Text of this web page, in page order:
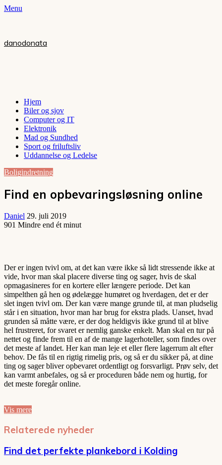
Menu
danodonata
Hjem
Biler og sjov
Computer og IT
Elektronik
Mad og Sundhed
Sport og friluftsliv
Uddannelse og Ledelse
Boligindretning
Find en opbevaringsløsning online
Daniel 29. juli 2019
901 Mindre end ét minut
Der er ingen tvivl om, at det kan være ikke så lidt stressende ikke at
vide, hvor man skal placere diverse ting og sager, hvis de skal
opmagasineres for en kortere eller længere periode. Det kan
simpelthen gå hen og ødelægge humøret og hverdagen, det er der
slet ingen tvivl om. Der kan være mange grunde til, at man pludselig
står i en situation, hvor man har brug for ekstra plads. Uanset, hvad
grunden så måtte være, er der dog heldigvis ikke grund til at blive
hel frustreret, for svaret er nemlig ganske enkelt. Man skal en tur på
nettet og finde frem til en af de mange lagerhoteller, som findes over
det meste af landet. Her kan man leje et eller flere lagerrum alt efter
behov. De fås til en rigtig rimelig pris, og så er du sikker på, at dine
ting og sager bliver opbevaret ordentligt og forsvarligt. Prøv selv, det
kan varmt anbefales, og så er proceduren både nem og hurtig, for
det meste foregår online.
Vis mere
Relaterede nyheder
Find det perfekte plankebord i Kolding